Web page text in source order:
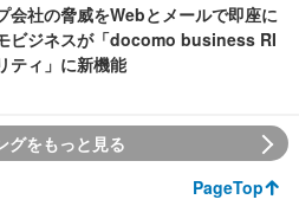
会社の脅威をWebとメールで即座に
ビジネスが「docomo business RI
ティ」に新機能
グをもっと見る
PageTop